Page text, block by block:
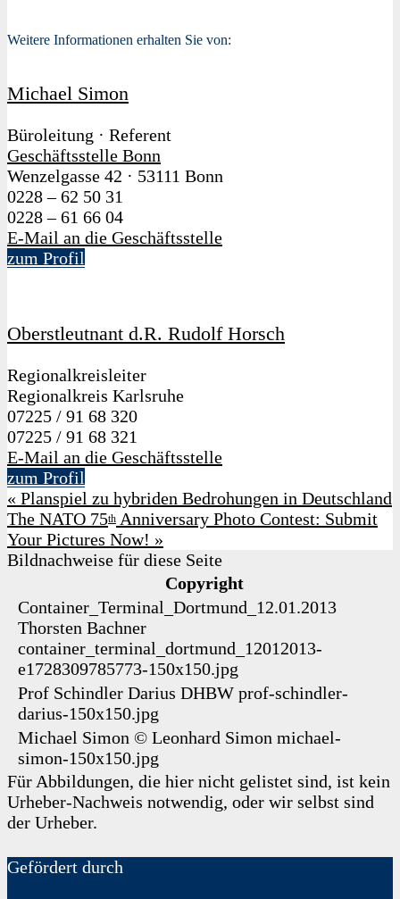
Weitere Informationen erhalten Sie von:
Michael Simon
Büroleitung · Referent
Geschäftsstelle Bonn
Wenzelgasse 42 · 53111 Bonn
0228 – 62 50 31
0228 – 61 66 04
E-Mail an die Geschäftsstelle
zum Profil
Oberstleutnant d.R. Rudolf Horsch
Regionalkreisleiter
Regionalkreis Karlsruhe
07225 / 91 68 320
07225 / 91 68 321
E-Mail an die Geschäftsstelle
zum Profil
« Planspiel zu hybriden Bedrohungen in Deutschland
The NATO 75th Anniversary Photo Contest: Submit
Your Pictures Now! »
Bildnachweise für diese Seite
Copyright
Container_Terminal_Dortmund_12.01.2013
Thorsten Bachner
container_terminal_dortmund_12012013-
e1728309785773-150x150.jpg
Prof Schindler Darius DHBW prof-schindler-
darius-150x150.jpg
Michael Simon © Leonhard Simon michael-
simon-150x150.jpg
Für Abbildungen, die hier nicht gelistet sind, ist kein
Urheber-Nachweis notwendig, oder wir selbst sind
der Urheber.
Gefördert durch